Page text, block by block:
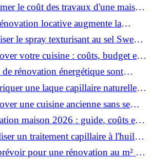
le coût des travaux d'une maison
locative augmente la
parc immobilier ?
le spray texturisant au sel Sweet
effet plage ?
votre cuisine : coûts, budget et
rénovation énergétique sont
?
une laque capillaire naturelle
une cuisine ancienne sans se
maison 2026 : guide, coûts et
un traitement capillaire à l'huile
?
pour une rénovation au m² en